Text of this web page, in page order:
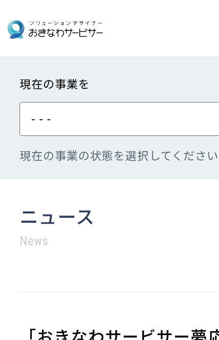
現在の事業を
- - -
現在の事業の状態を選択してくださ
ニュース
News